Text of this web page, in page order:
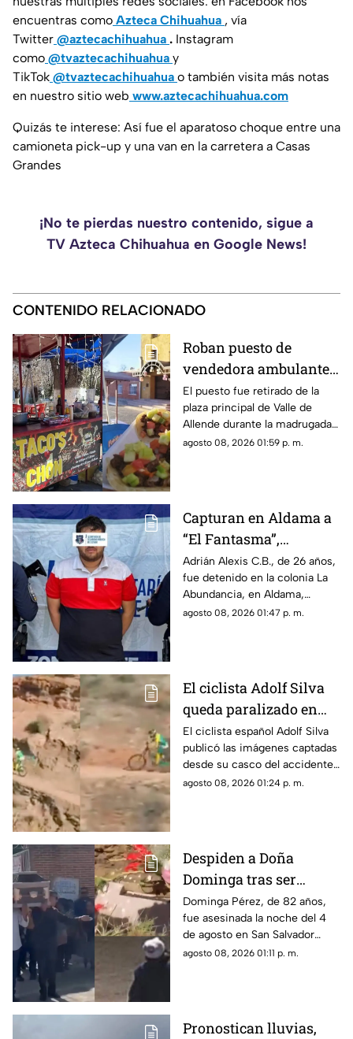
encuentras como Azteca Chihuahua , vía
Twitter @aztecachihuahua . Instagram
como @tvaztecachihuahua y
TikTok @tvaztecachihuahua o también visita más notas
en nuestro sitio web www.aztecachihuahua.com
Quizás te interese: Así fue el aparatoso choque entre una
camioneta pick-up y una van en la carretera a Casas
Grandes
¡No te pierdas nuestro contenido, sigue a
TV Azteca Chihuahua en Google News!
CONTENIDO RELACIONADO
Roban puesto de
vendedora ambulante
en Valle de Allende;
piden ayuda para
localizarlo
El puesto fue retirado de la
plaza principal de Valle de
Allende durante la madrugada,
junto con el asador, carpa,
agosto 08, 2026 01:59 p. m.
Capturan en Aldama a
“El Fantasma”,
señalado como jefe de
grupo delictivo
Adrián Alexis C.B., de 26 años,
fue detenido en la colonia La
Abundancia, en Aldama,
debido a una orden de
agosto 08, 2026 01:47 p. m.
El ciclista Adolf Silva
queda paralizado en
vivo; liberan video del
brutal accidente
El ciclista español Adolf Silva
publicó las imágenes captadas
desde su casco del accidente
que sufrió durante el Red Bull
agosto 08, 2026 01:24 p. m.
Despiden a Doña
Dominga tras ser
asesinada por 90 pesos
en Amozoc
Dominga Pérez, de 82 años,
fue asesinada la noche del 4
de agosto en San Salvador
Chachapa, Amozoc, Puebla,
agosto 08, 2026 01:11 p. m.
Pronostican lluvias,